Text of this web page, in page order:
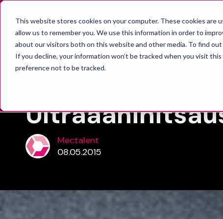
This website stores cookies on your computer. These cookies
allow us to remember you. We use this information in order to
about our visitors both on this website and other media. To find
If you decline, your information won’t be tracked when you visit
preference not to be tracked.
Mectalent
08.05.2015